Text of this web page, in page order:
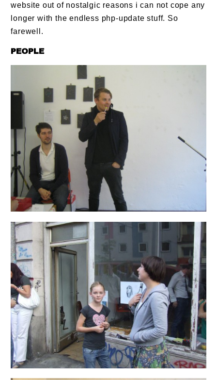
website out of nostalgic reasons i can not cope any
longer with the endless php-update stuff. So
farewell.
PEOPLE